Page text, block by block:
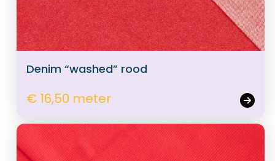
Denim “washed” rood
€ 16,50 meter